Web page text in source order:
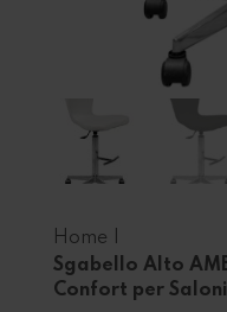
Home
Sgabello Alto
Confort per